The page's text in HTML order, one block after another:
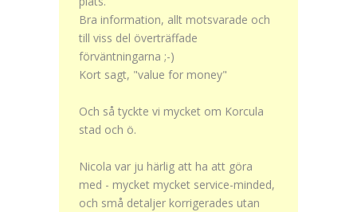
Bra information, allt motsvarade och
till viss del överträffade
förväntningarna ;-)
Kort sagt, "value for money"
Och så tyckte vi mycket om Korcula
stad och ö.
Nicola var ju härlig att ha att göra
med - mycket mycket service-minded,
och små detaljer korrigerades utan